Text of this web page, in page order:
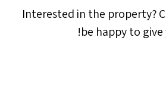
Interested in the property?
be happy to